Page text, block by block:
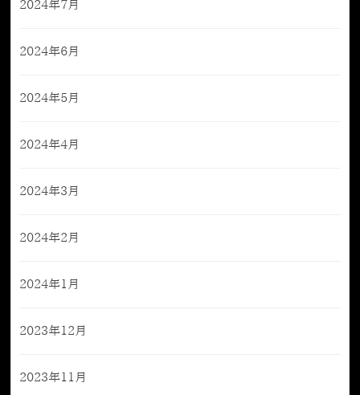
2024年7月
2024年6月
2024年5月
2024年4月
2024年3月
2024年2月
2024年1月
2023年12月
2023年11月